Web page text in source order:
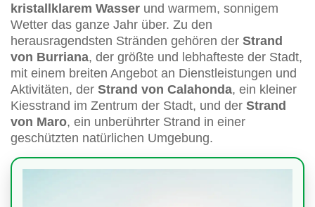
kristallklarem Wasser und warmem, sonnigem
Wetter das ganze Jahr über. Zu den
herausragendsten Stränden gehören der Strand
von Burriana, der größte und lebhafteste der Stadt,
mit einem breiten Angebot an Dienstleistungen und
Aktivitäten, der Strand von Calahonda, ein kleiner
Kiesstrand im Zentrum der Stadt, und der Strand
von Maro, ein unberührter Strand in einer
geschützten natürlichen Umgebung.